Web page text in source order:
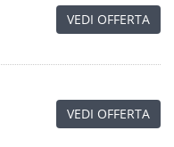
VEDI OFFERTA
VEDI OFFERTA